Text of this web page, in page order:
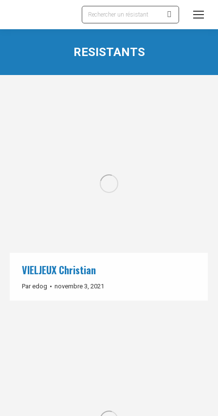
Recherche
:
RESISTANTS
VIELJEUX Christian
Paredog novembre 3, 2021